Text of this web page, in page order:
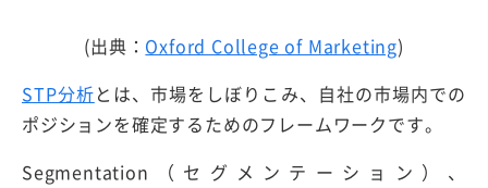
(出典： Oxford College of Marketing)
STP分析とは、市場をしぼりこみ、自社の市場内での
ポジションを確定するためのフレームワークです。
Segmentation（セグメンテーション）、